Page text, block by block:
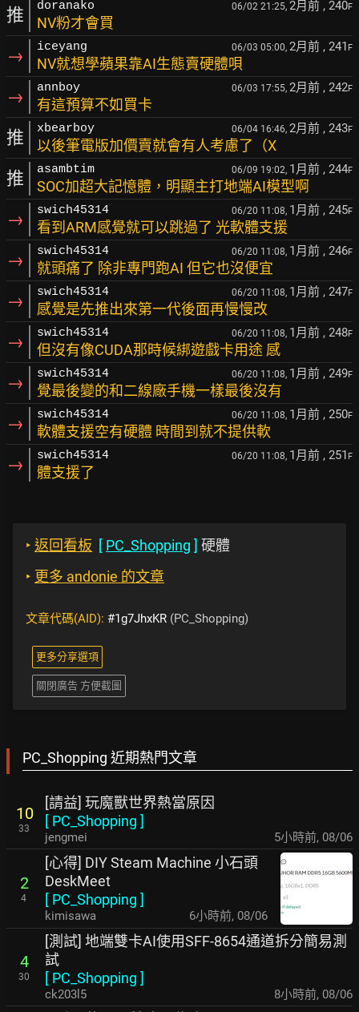
推 doranako 06/02 21:25, 2月前 , 240F
NV粉才會買
→ iceyang 06/03 05:00, 2月前 , 241 F
NV就想學蘋果靠AI生態賣硬體唄
→ annboy 06/03 17:55, 2月前 , 242F
有這預算不如買卡
推 xbearboy 06/04 16:46, 2月前 , 243F
以後筆電版加價賣就會有人考慮了（X
推 asambtim 06/09 19:02, 1月前 , 244F
SOC加超大記憶體，明顯主打地端AI模型啊
→ swich45314 06/20 11:08, 1月前 , 245F
看到ARM感覺就可以跳過了 光軟體支援
→ swich45314 06/20 11:08, 1月前 , 246F
就頭痛了 除非專門跑AI 但它也沒便宜
→ swich45314 06/20 11:08, 1月前 , 247F
感覺是先推出來第一代後面再慢慢改
→ swich45314 06/20 11:08, 1月前 , 248F
但沒有像CUDA那時候綁遊戲卡用途 感
→ swich45314 06/20 11:08, 1月前 , 249F
覺最後變的和二線廠手機一樣最後沒有
→ swich45314 06/20 11:08, 1月前 , 250F
軟體支援空有硬體 時間到就不提供軟
→ swich45314 06/20 11:08, 1月前 , 251 F
體支援了
‣ 返回看板 [ PC_Shopping ] 硬體
‣ 更多 andonie 的文章
文章代碼(AID): #1g7JhxKR (PC_Shopping)
更多分享選項
關閉廣告 方便截圖
PC_Shopping 近期熱門文章
10
33
[請益] 玩魔獸世界熱當原因
[ PC_Shopping ]
jengmei 5小時前, 08/06
2
4
[心得] DIY Steam Machine 小石頭
DeskMeet
[ PC_Shopping ]
kimisawa 6小時前, 08/06
4
30
[測試] 地端雙卡AI使用SFF-8654通道拆分簡易測
試
[ PC_Shopping ]
ck203l5 8小時前, 08/06